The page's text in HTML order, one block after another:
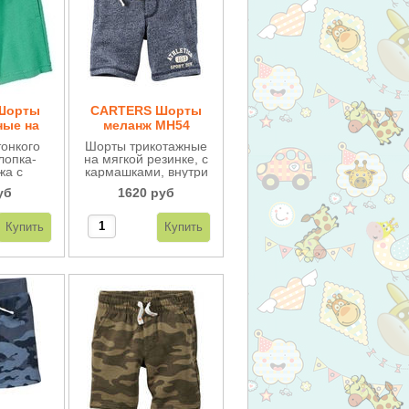
на
с
очень
CARTERS Шорты
меланж МН54
Шорты трикотажные
на мягкой резинке, с
кармашками, внутри
расцветка "меланж",
очень удобные.
1620 руб